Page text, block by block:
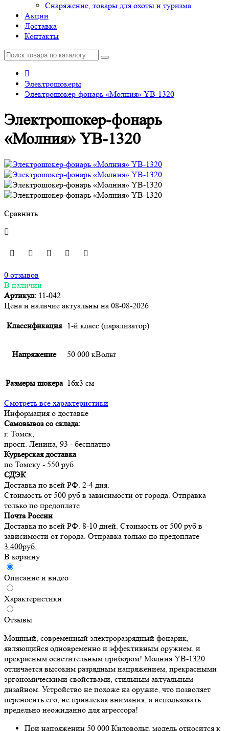
Снаряжение, товары для охоты и туризма
Акции
Доставка
Контакты
Электрошокеры
Электрошокер-фонарь «Молния» YB-1320
Электрошокер-фонарь
«Молния» YB-1320
Сравнить
0 отзывов
В наличии
Артикул: 11-042
Цена и наличие актуальны на 08-08-2026
Классификация 1-й класс (парализатор)
Напряжение 50 000 кВольт
Размеры шокера 16х3 см
Смотреть все характеристики
Информация о доставке
Самовывоз со склада:
г. Томск,
просп. Ленина, 93 - бесплатно
Курьерская доставка
по Томску - 550 руб.
СДЭК
Доставка по всей РФ. 2-4 дня.
Стоимость от 500 руб в зависимости от города. Отправка
только по предоплате
Почта России
Доставка по всей РФ. 8-10 дней. Стоимость от 500 руб в
зависимости от города. Отправка только по предоплате
3 400руб.
В корзину
Описание и видео
Характеристики
Отзывы
Мощный, современный электроразрядный фонарик,
являющийся одновременно и эффективным оружием, и
прекрасным осветительным прибором! Молния YB-1320
отличается высоким разрядным напряжением, прекрасными
эргономическими свойствами, стильным актуальным
дизайном. Устройство не похоже на оружие, что позволяет
переносить его, не привлекая внимания, а использовать –
предельно неожиданно для агрессора!
При напряжении 50 000 Киловольт, модель относится к